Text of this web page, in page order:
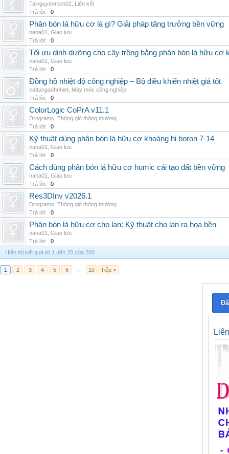
Tainguyenmxh02 Liên kết
Trả lời:
0
Phân bón lá hữu cơ là gì? Giải pháp tăng trưởng bền vững
nana01
Giao lưu
Trả lời:
0
Tối ưu dinh dưỡng cho cây trồng bằng phân bón lá hữu cơ
nana01
Giao lưu
Trả lời:
0
Đồng hồ nhiệt độ công nghiệp – Bộ điều khiển nhiệt giá tốt
vattunganhnhiet Máy móc công nghiệp
Trả lời:
0
ColorLogic CoPrA v11.1
Drograms Thông gió thông thường
Trả lời:
0
Kỹ thuật dùng phân bón lá hữu cơ khoáng hi boron 7-14
nana01
Giao lưu
Trả lời:
0
Cách dùng phân bón lá hữu cơ humic cải tạo đất bền vững
nana01
Giao lưu
Trả lời:
0
Res3DInv v2026.1
Drograms Thông gió thông thường
Trả lời:
0
Phân bón lá hữu cơ cho lan: Kỹ thuật cho lan ra hoa bền
nana01
Giao lưu
Trả lời:
0
Hiển thị kết quả từ 1 đến 20 của 200
1 2 3 4 5 6 → 10 Tiếp >